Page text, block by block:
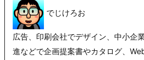
でじけろお
広告、印刷会社でデザイン、中小企
進などで企画提案書やカタログ、